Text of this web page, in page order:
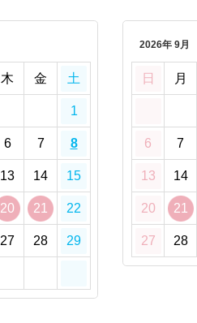
木 金 土
1
6 7 8
13 14 15
20 21 22
27 28 29
2026年 9月
日 月
6 7
13 14
20 21
27 28